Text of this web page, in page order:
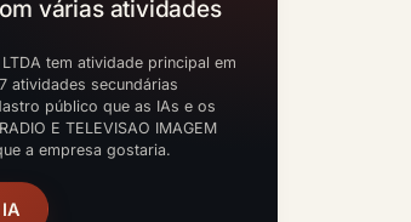
várias atividades
tem atividade principal em
atividades secundárias
público que as IAs e os
E TELEVISAO IMAGEM
a empresa gostaria.